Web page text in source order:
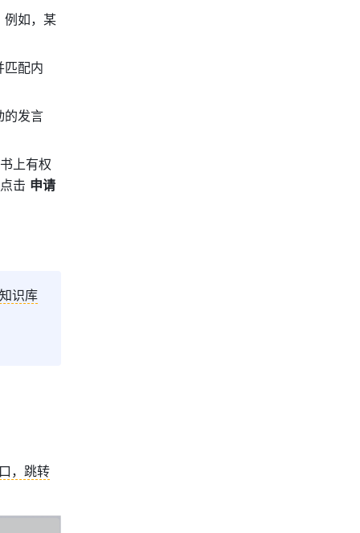
例如，某
匹配内
的发言
上有权
击 申请
识库
，跳转